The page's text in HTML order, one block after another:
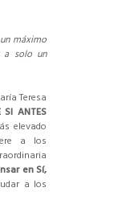
máximo
a solo un
Teresa
SI ANTES
elevado
a los
en Sí,
a los